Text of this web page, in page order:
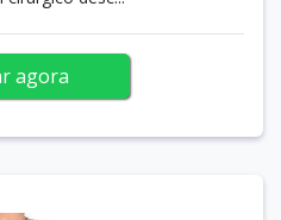
agora